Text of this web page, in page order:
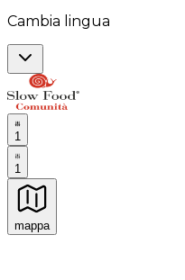
Cambia lingua
1
1
mappa
Esperienze culinarie